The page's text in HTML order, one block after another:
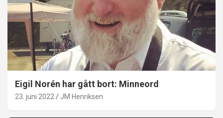
Eigil Norén har gått bort: Minneord
23. juni 2022 JM Henriksen